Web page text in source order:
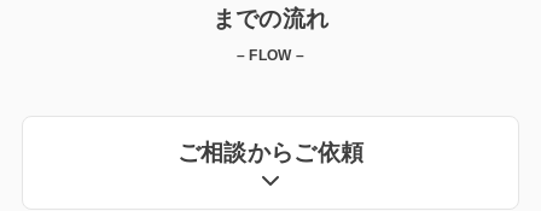
までの流れ
– FLOW –
ご相談からご依頼